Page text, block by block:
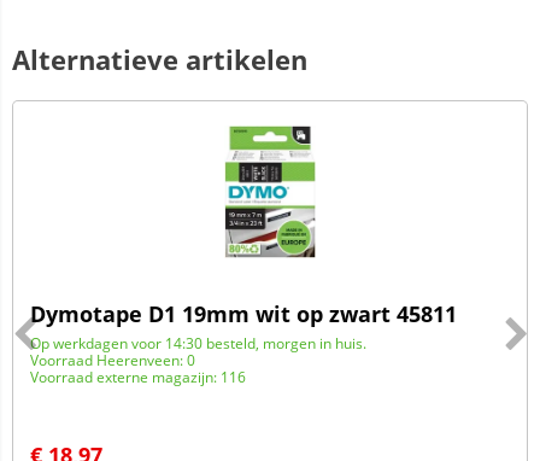
Alternatieve artikelen
Dymotape D1 19mm wit op zwart 45811
Op werkdagen voor 14:30 besteld, morgen in huis.
Voorraad Heerenveen: 0
Voorraad externe magazijn: 116
€ 18,97